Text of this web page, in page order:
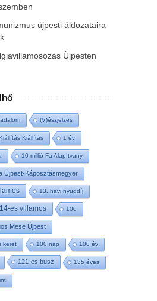
újpesti áldozataira
Újpesten
(V)észjelzés
Kiállítás 1 év
10 millió Fa Alapítvány
Újpest-Káposztásmegyer
13. havi nyugdíj
14-es villamos 100
Mese Újpest
keret 100 nap 100 év
121-es busz 135 éves